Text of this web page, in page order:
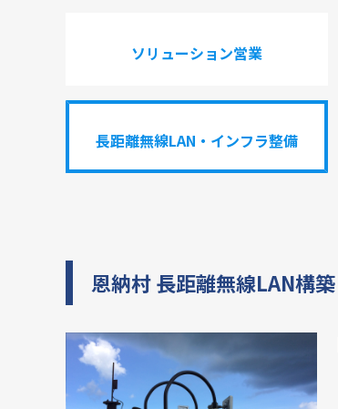
ソリューション営業
長距離無線LAN・インフラ整備
恩納村 長距離無線LAN構築